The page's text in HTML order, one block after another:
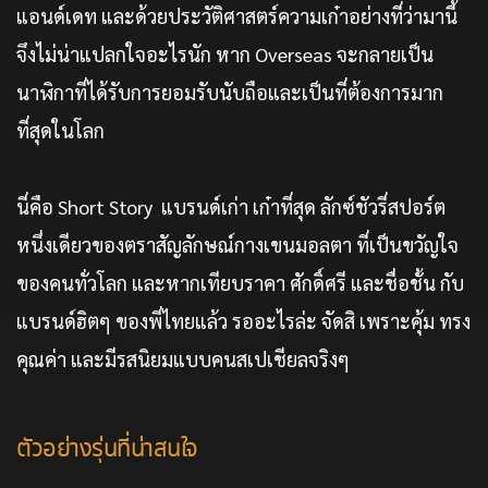
แอนด์เดท และด้วยประวัติศาสตร์ความเก๋าอย่างที่ว่ามานี้
จึงไม่น่าแปลกใจอะไรนัก หาก Overseas จะกลายเป็น
นาฬิกาที่ได้รับการยอมรับนับถือและเป็นที่ต้องการมาก
ที่สุดในโลก
นี่คือ Short Story แบรนด์เก่า เก๋าที่สุด ลักซ์ชัวรี่สปอร์ต
หนึ่งเดียวของตราสัญลักษณ์กางเขนมอลตา ที่เป็นขวัญใจ
ของคนทั่วโลก และหากเทียบราคา ศักดิ์ศรี และชื่อชั้น กับ
แบรนด์ฮิตๆ ของพี่ไทยแล้ว รออะไรล่ะ จัดสิ เพราะคุ้ม ทรง
คุณค่า และมีรสนิยมแบบคนสเปเชียลจริงๆ
ตัวอย่างรุ่นที่น่าสนใจ